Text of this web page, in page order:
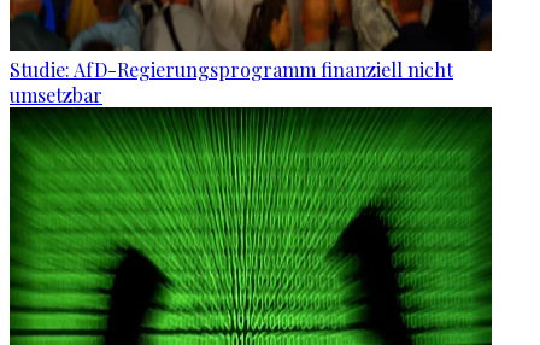
Studie: AfD-Regierungsprogramm finanziell nicht
umsetzbar